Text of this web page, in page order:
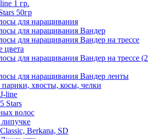
1 гр.
50гр
для наращивания
для наращивания Вандер
для наращивания Вандер на трессе
цвета
для наращивания Вандер на трессе (2
для наращивания Вандер ленты
хвосты, косы, челки
line
Stars
волос
Berkana, SD